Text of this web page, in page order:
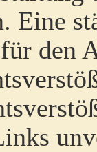
Eine
den